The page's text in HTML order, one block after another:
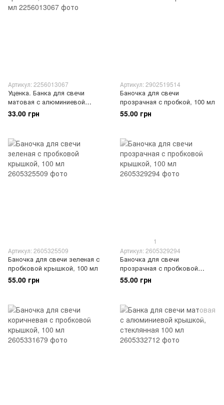
Артикул: 2256013067
Уценка. Банка для свечи
матовая с алюминиевой
крышкой, стеклянная 100 мл
33.00 грн
Артикул: 2902519514
Баночка для свечи
прозрачная с пробкой, 100 мл
55.00 грн
Артикул: 2605325509
Баночка для свечи зеленая с
пробковой крышкой, 100 мл
55.00 грн
1
Артикул: 2605329294
Баночка для свечи
прозрачная с пробковой
крышкой, 100 мл
55.00 грн